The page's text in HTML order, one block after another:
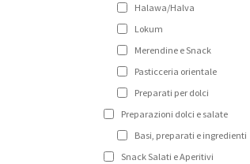
Halawa/Halva
Lokum
Merendine e Snack
Pasticceria orientale
Preparati per dolci
Preparazioni dolci e salate
Basi, preparati e ingredienti
Snack Salati e Aperitivi